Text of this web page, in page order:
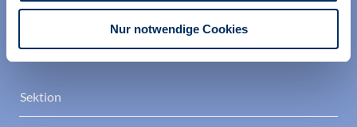
Nur notwendige Cookies
Berufsverband Deutscher Psychologinnen und
Sektion